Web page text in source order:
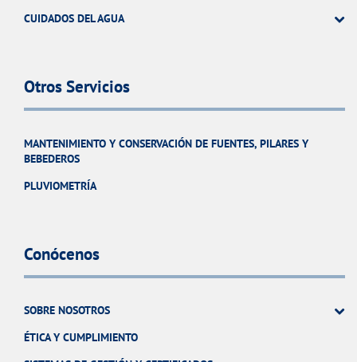
CUIDADOS DEL AGUA
Otros Servicios
MANTENIMIENTO Y CONSERVACIÓN DE FUENTES, PILARES Y
BEBEDEROS
PLUVIOMETRÍA
Conócenos
SOBRE NOSOTROS
ÉTICA Y CUMPLIMIENTO